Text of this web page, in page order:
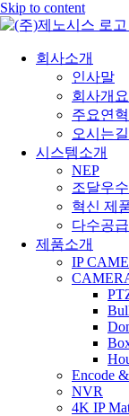
Skip to content
회사소개
인사말
회사개요
주요연혁
오시는길
시스템소개
NEP
조달우
혁신 제
다수공
제품소개
IP
Encode
NVR
4K IP